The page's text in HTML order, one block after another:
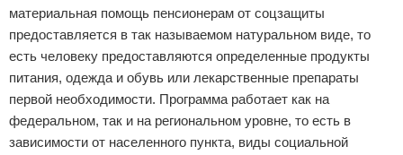
материальная помощь пенсионерам от соцзащиты
предоставляется в так называемом натуральном виде, то
есть человеку предоставляются определенные продукты
питания, одежда и обувь или лекарственные препараты
первой необходимости. Программа работает как на
федеральном, так и на региональном уровне, то есть в
зависимости от населенного пункта, виды социальной